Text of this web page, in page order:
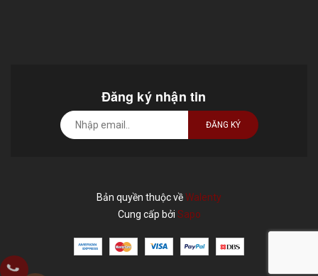
Đăng ký nhận tin
ĐĂNG KÝ
Bản quyền thuộc vềWalenty
Cung cấp bởi Sapo